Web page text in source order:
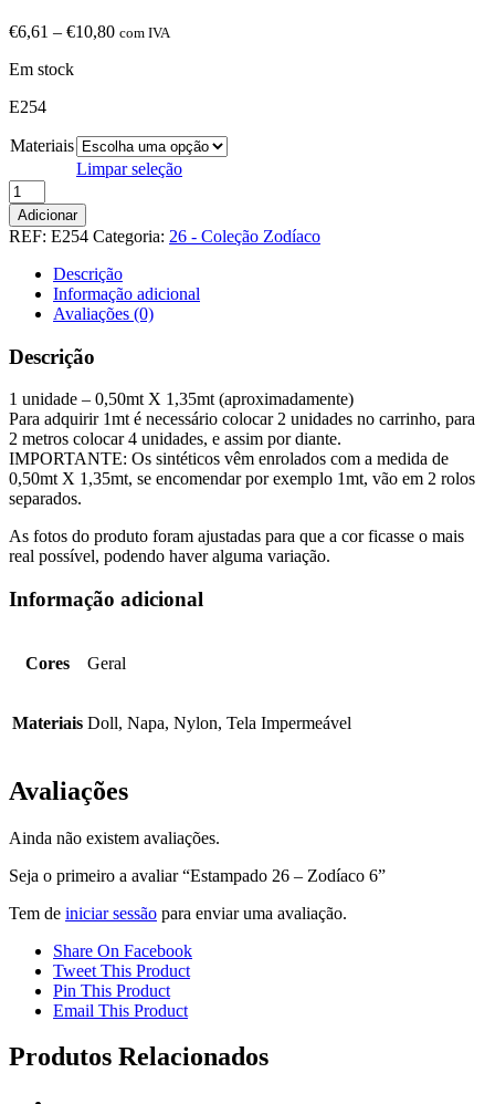
€6,61 – €10,80Price
com IVA
Em stock
E254
Materiais
Limpar seleção
Quantidade
de
Estampado
26
Zodíaco
Adicionar
REF: E254 Categoria: 26 - Coleção Zodíaco
Descrição
Informação adicional
Avaliações (0)
Descrição
1 unidade – 0,50mt X 1,35mt (aproximadamente)
Para adquirir 1mt é necessário colocar 2 unidades no carrinho, para
2 metros colocar 4 unidades, e assim por diante.
IMPORTANTE: Os sintéticos vêm enrolados com a medida de
0,50mt X 1,35mt, se encomendar por exemplo 1mt, vão em 2 rolos
separados.
As fotos do produto foram ajustadas para que a cor ficasse o mais
real possível, podendo haver alguma variação.
Informação adicional
Cores Geral
Materiais Doll, Napa, Nylon, Tela Impermeável
Avaliações
Ainda não existem avaliações.
Seja o primeiro a avaliar “Estampado 26 – Zodíaco 6”
Tem de iniciar sessão para enviar uma avaliação.
Share On Facebook
Tweet This Product
Pin This Product
Email This Product
Produtos Relacionados